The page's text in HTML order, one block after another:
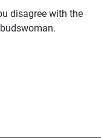
disagree with the